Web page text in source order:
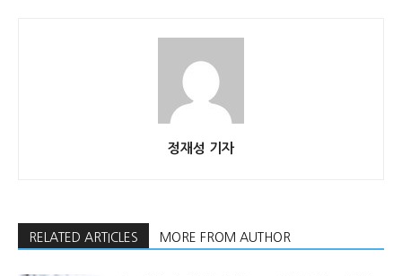
정재성 기자
RELATED ARTICLES MORE FROM AUTHOR